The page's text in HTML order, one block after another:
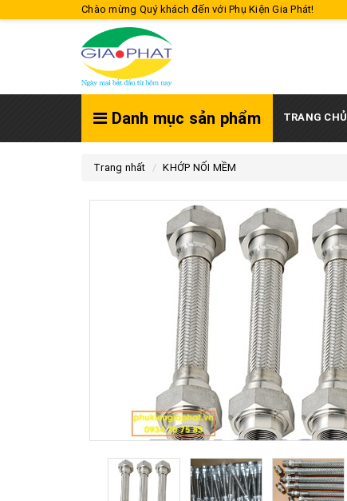
Chào mừng Quý khách đến với Phụ Kiện Gia Phát!
Danh mục sản phẩm TRANG CHỦ
Trang nhất KHỚP NỐI MỀM